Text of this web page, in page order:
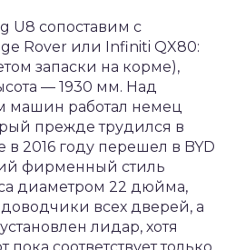
U8 сопоставим с
Rover или Infiniti QX80:
запаски на корме),
— 1930 мм. Над
работал немец
прежде трудился в
2016 году перешел в BYD
фирменный стиль
диаметром 22 дюйма,
всех дверей, а
лидар, хотя